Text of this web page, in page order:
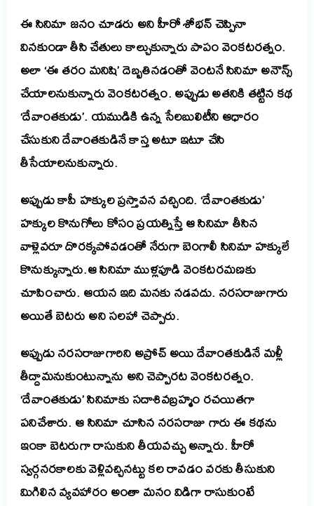
ఈ సినిమా జనం చూడరు అని హీరో శోభన్ చెప్పినా
వినకుండా తీసి చేతులు కాల్చుకున్నారు పాపం వెంకటరత్నం.
అలా ‘ఈ తరం మనిషి’ దెబ్బతినడంతో వెంటనే సినిమా అనౌన్స్
చేయాలనుకున్నారు వెంకటరత్నం. అప్పుడు అతనికి తట్టిన కథ
‘దేవాంతకుడు’. యముడికి ఉన్న సేలబులిటీని ఆధారం
చేసుకుని దేవాంతకుడినే కాస్త అటూ ఇటూ చేసి
తీసేయాలనుకున్నారు.
అప్పుడు కాపీ హక్కుల ప్రస్తావన వచ్చింది. ‘దేవాంతకుడు’
హక్కుల కొనుగోలు కోసం ప్రయత్నిస్తే ఆ సినిమా తీసిన
వాళ్లెవరూ దొరక్కపోవడంతో నేరుగా బెంగాలీ సినిమా హక్కులే
కొనుక్కున్నారు.ఆ సినిమా ముళ్లపూడి వెంకటరమణకు
చూపించారు. ఆయన ఇది మనకు నడవదు. నరసరాజుగారు
అయితే బెటరు అని సలహా చెప్పారు.
అప్పుడు నరసరాజుగారిని అప్రోచ్ అయి దేవాంతకుడినే మళ్లీ
తీద్దామనుకుంటున్నాను అని చెప్పారట వెంకటరత్నం.
‘దేవాంతకుడు’ సినిమాకు సదాశివబ్రహ్మం రచయితగా
పనిచేశారు. ఆ సినిమా చూసిన నరసరాజు గారు ఈ కథను
ఇంకా బెటరుగా రాసుకుని తీయవచ్చు అన్నారు. హీరో
స్వర్గనరకాలకు వెళ్లివచ్చినట్టు కల రావడం వరకు తీసుకుని
మిగిలిన వ్యవహారం అంతా మనం విడిగా రాసుకుంటే